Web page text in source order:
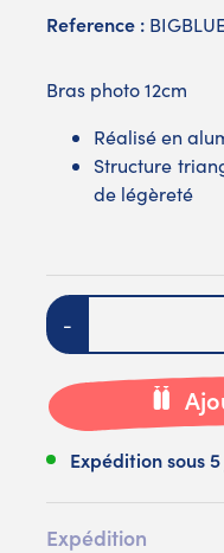
Reference :
Bras photo 12cm
Réalisé en
Structure
de légèreté
Quantité
-
Expédition sous
Expédition